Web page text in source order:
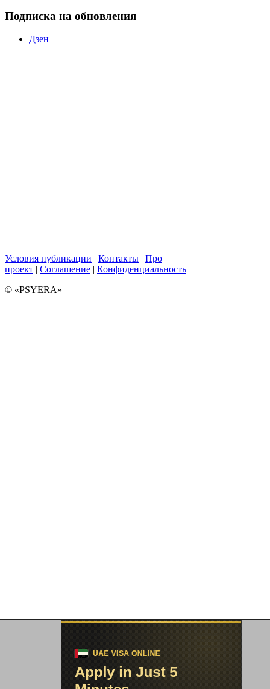
Подписка на обновления
Дзен
Условия публикации | Контакты | Про
проект | Соглашение | Конфиденциальность
© «PSYERA»